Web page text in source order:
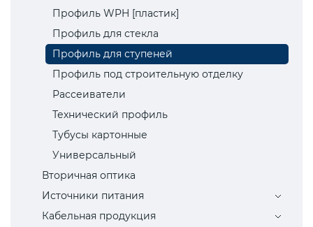
Профиль WPH [пластик]
Профиль для стекла
Профиль для ступеней
Профиль под строительную отделку
Рассеиватели
Технический профиль
Тубусы картонные
Универсальный
Вторичная оптика
Источники питания
Кабельная продукция